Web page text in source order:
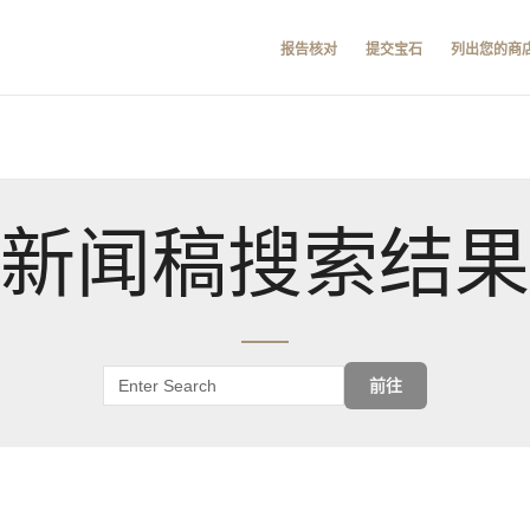
报告核对 提交宝石 列出您的商
新闻稿搜索结果
前往